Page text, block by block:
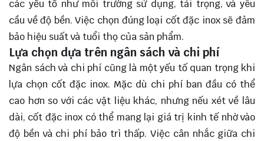
các yếu tố như môi trường sử dụng, tải trọng, và yêu
cầu về độ bền. Việc chọn đúng loại cốt đặc inox sẽ đảm
bảo hiệu suất và tuổi thọ của sản phẩm.
Lựa chọn dựa trên ngân sách và chi phí
Ngân sách và chi phí cũng là một yếu tố quan trọng khi
lựa chọn cốt đặc inox. Mặc dù chi phí ban đầu có thể
cao hơn so với các vật liệu khác, nhưng nếu xét về lâu
dài, cốt đặc inox có thể mang lại giá trị kinh tế nhờ vào
độ bền và chi phí bảo trì thấp. Việc cân nhắc giữa chi